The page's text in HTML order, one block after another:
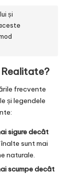
și
Realitate?
frecvente
și legendele
sigure decât
sunt mai
naturale.
scumpe decât